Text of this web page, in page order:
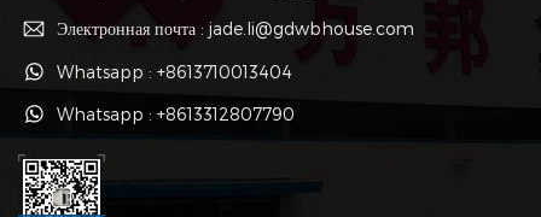
Электронная почта : jade.li@gdwbhouse.com
Whatsapp : +8613710013404
Whatsapp : +8613312807790